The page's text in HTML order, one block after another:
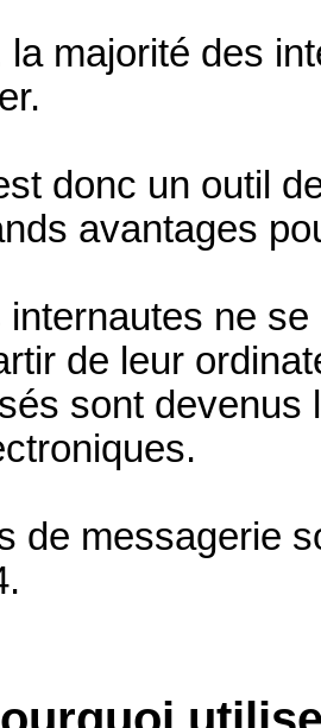
majorité des
donc un outil
avantages
internautes ne
de leur
sont
de messagerie